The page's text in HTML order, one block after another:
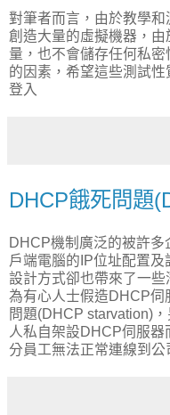
對筆者而言，由於教學
創造大量的虛擬機器，
量，也不會儲存任何私
的因素，希望這些測試
登入
DHCP餓死問題
DHCP機制廣泛的被許多
戶端電腦的IP位址配置
設計方式卻也帶來了一
為有心人士假造DHCP
問題(DHCP starvation)
人私自架設DHCP伺服
分員工無法正常連線到公